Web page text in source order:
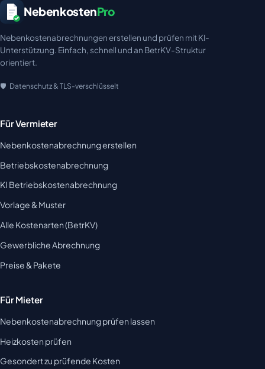
NebenkostenPro
Nebenkostenabrechnungen erstellen und prüfen mit KI-
Unterstützung. Einfach, schnell und an BetrKV-Struktur
orientiert.
Datenschutz & TLS-verschlüsselt
Für Vermieter
Nebenkostenabrechnung erstellen
Betriebskostenabrechnung
KI Betriebskostenabrechnung
Vorlage & Muster
Alle Kostenarten (BetrKV)
Gewerbliche Abrechnung
Preise & Pakete
Für Mieter
Nebenkostenabrechnung prüfen lassen
Heizkosten prüfen
Gesondert zu prüfende Kosten